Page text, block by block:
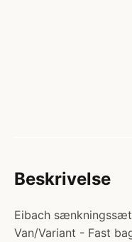
Beskrivelse
Eibach
Van/Variant - Fast